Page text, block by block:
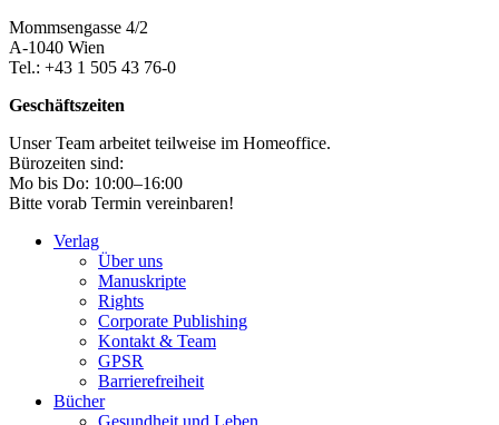
Mommsengasse 4/2
A-1040 Wien
Tel.: +43 1 505 43 76-0
Geschäftszeiten
Unser Team arbeitet teilweise im Homeoffice.
Bürozeiten sind:
Mo bis Do: 10:00–16:00
Bitte vorab Termin vereinbaren!
Verlag
Über uns
Manuskripte
Rights
Corporate Publishing
Kontakt & Team
GPSR
Barrierefreiheit
Bücher
Gesundheit und Leben